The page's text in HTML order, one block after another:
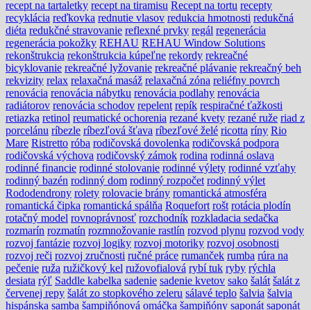
recept na tartaletky recept na tiramisu Recept na tortu recepty
recyklácia reďkovka rednutie vlasov redukcia hmotnosti redukčná
diéta redukčné stravovanie reflexné prvky regál regenerácia
regenerácia pokožky REHAU REHAU Window Solutions
rekonštrukcia rekonštrukcia kúpeľne rekordy rekreačné
bicyklovanie rekreačné lyžovanie rekreačné plávanie rekreačný beh
rekvizity relax relaxačná masáž relaxačná zóna reliéfny povrch
renovácia renovácia nábytku renovácia podlahy renovácia
radiátorov renovácia schodov repelent repík respiračné ťažkosti
retiazka retinol reumatické ochorenia rezané kvety rezané ruže riad z
porcelánu ríbezle ríbezľová šťava ríbezľové želé ricotta ríny Rio
Mare Ristretto róba rodičovská dovolenka rodičovská podpora
rodičovská výchova rodičovský zámok rodina rodinná oslava
rodinné financie rodinné stolovanie rodinné výlety rodinné vzťahy
rodinný bazén rodinný dom rodinný rozpočet rodinný výlet
Rododendrony rolety rolovacie brány romantická atmosféra
romantická čipka romantická spálňa Roquefort rošt rotácia plodín
rotačný model rovnoprávnosť rozchodník rozkladacia sedačka
rozmarín rozmatín rozmnožovanie rastlín rozvod plynu rozvod vody
rozvoj fantázie rozvoj logiky rozvoj motoriky rozvoj osobnosti
rozvoj reči rozvoj zručnosti ručné práce rumanček rumba rúra na
pečenie ruža ružičkový kel ružovofialová rybí tuk ryby rýchla
desiata rýľ Saddle kabelka sadenie sadenie kvetov sako šalát šalát z
červenej repy šalát zo stopkového zeleru sálavé teplo šalvia šalvia
hispánska samba šampiňónová omáčka šampiňóny saponát saponát